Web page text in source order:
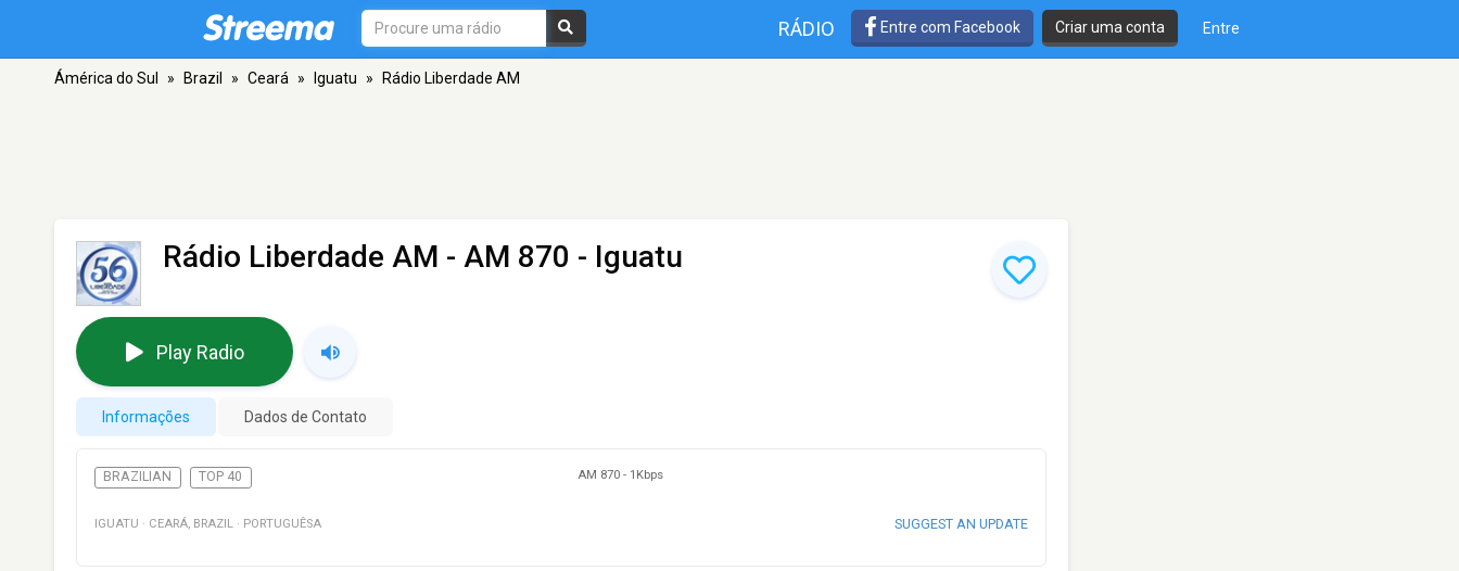
RÁDIO Entre com Facebook Criar uma conta Entre
Ámérica do Sul » Brazil » Ceará » Iguatu » Rádio Liberdade AM
Rádio Liberdade AM - AM 870 - Iguatu
Play Radio
Informações Dados de Contato
BRAZILIAN TOP 40 AM 870 - 1Kbps
IGUATU · CEARÁ, BRAZIL · PORTUGUÊSA SUGGEST AN UPDATE